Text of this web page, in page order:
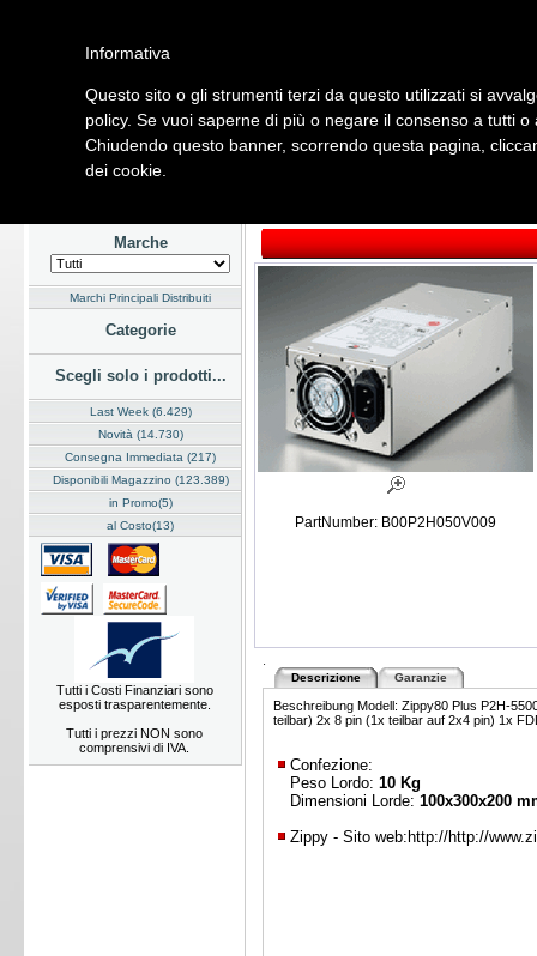
Home Listino Marchi Dati Cliente Servizi Company
Hardware Software Fotografia Telefonia Audio Video
Marche
Marchi Principali Distribuiti
Categorie
Scegli solo i prodotti...
Last Week (6.429)
Novità (14.730)
Consegna Immediata (217)
Disponibili Magazzino (123.389)
in Promo(5)
al Costo(13)
Tutti i Costi Finanziari sono
esposti trasparentemente.
Tutti i prezzi NON sono
comprensivi di IVA.
PartNumber: B00P2H050V009
Descrizione Garanzie
Beschreibung Modell: Zippy80 Plus P2H-
teilbar) 2x 8 pin (1x teilbar auf 2x4 pin) 1x
Confezione:
Peso Lordo: 10 Kg
Dimensioni Lorde:100x300x200
Zippy - Sito web: http://http://
Informativa
Questo sito o gli strumenti terzi da questo utilizzati si
policy. Se vuoi saperne di più o negare il consenso a tutti
Chiudendo questo banner, scorrendo questa pagina,
dei cookie.